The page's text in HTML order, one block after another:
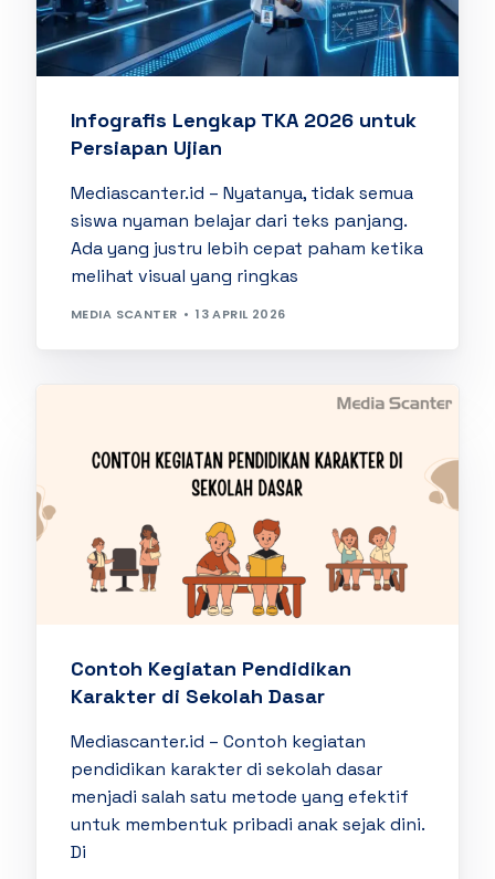
Infografis Lengkap TKA 2026 untuk
Persiapan Ujian
Mediascanter.id – Nyatanya, tidak semua
siswa nyaman belajar dari teks panjang.
Ada yang justru lebih cepat paham ketika
melihat visual yang ringkas
MEDIA SCANTER 13 APRIL 2026
Contoh Kegiatan Pendidikan
Karakter di Sekolah Dasar
Mediascanter.id – Contoh kegiatan
pendidikan karakter di sekolah dasar
menjadi salah satu metode yang efektif
untuk membentuk pribadi anak sejak dini.
Di